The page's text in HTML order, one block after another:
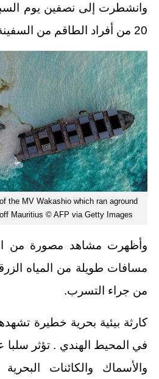
وانشطرت إلى نصفين يوم
20 من أفراد الطاقم من السفينة عندما غرقت .
the MV Wakashio which ran aground
Mauritius © AFP via Getty Images
وأظهرت مشاهد مصورة من
مسافات طويلة من المياه
من جراء التسرب.
كارثة بيئية بحرية خطيرة
في المحيط الهندي . تؤثر سلبا
والأسماك والكائنات